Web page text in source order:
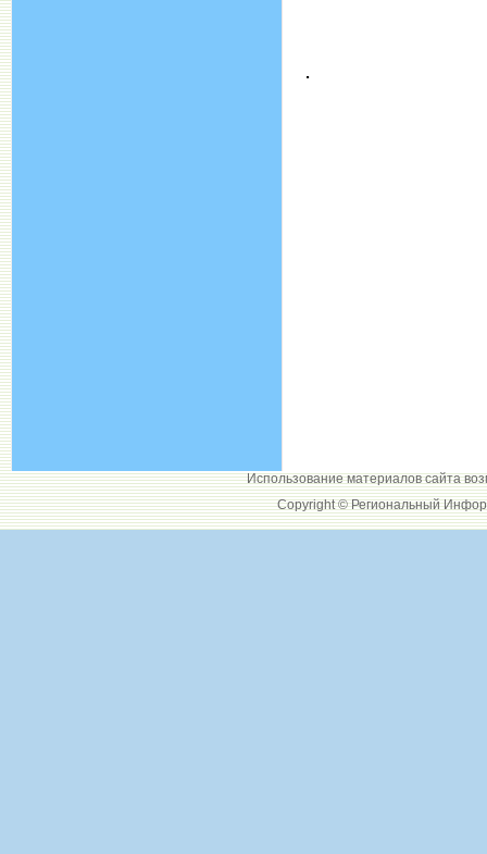
.
Использование материалов сайта
Copyright © Региональный